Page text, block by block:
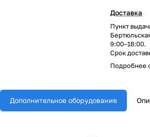
Доставка
Пункт
9:00–18:00.
Срок
Подробнее
Дополнительное оборудование